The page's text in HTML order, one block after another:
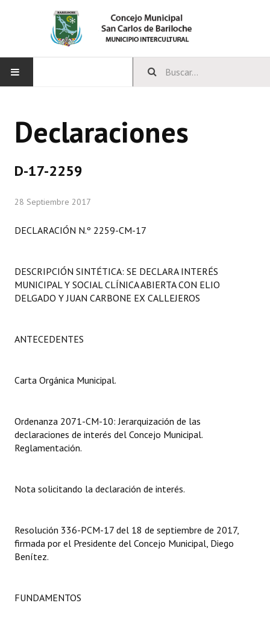
CONCEJO
Comisiones Permanentes
Comisiones Especiales
Programas
Constitución Nacional
Carta Orgánica 2007
Digesto
DOCUMENTOS
Proyectos Presentados
Declaraciones
D-17-2259
28 Septiembre 2017
DECLARACIÓN N.º 2259-CM-17
DESCRIPCIÓN SINTÉTICA: SE DECLARA INTERÉS
MUNICIPAL Y SOCIAL CLÍNICA ABIERTA CON ELIO
DELGADO Y JUAN CARBONE EX CALLEJEROS
ANTECEDENTES
Carta Orgánica Municipal.
Ordenanza 2071-CM-10: Jerarquización de las
declaraciones de interés del Concejo Municipal.
Reglamentación.
Nota solicitando la declaración de interés.
Resolución 336-PCM-17 del 18 de septiembre de 2017,
firmada por el Presidente del Concejo Municipal, Diego
Benítez.
FUNDAMENTOS